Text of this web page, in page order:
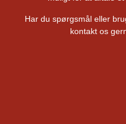
Har du spørgsmål eller
kontakt os